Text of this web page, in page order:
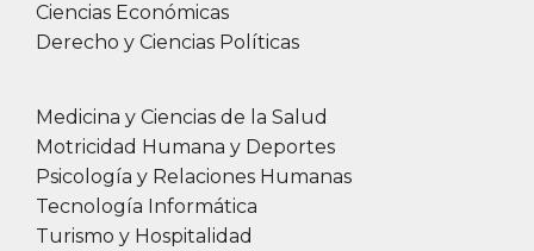
Ciencias Económicas
Derecho y Ciencias Políticas
Medicina y Ciencias de la Salud
Motricidad Humana y Deportes
Psicología y Relaciones Humanas
Tecnología Informática
Turismo y Hospitalidad